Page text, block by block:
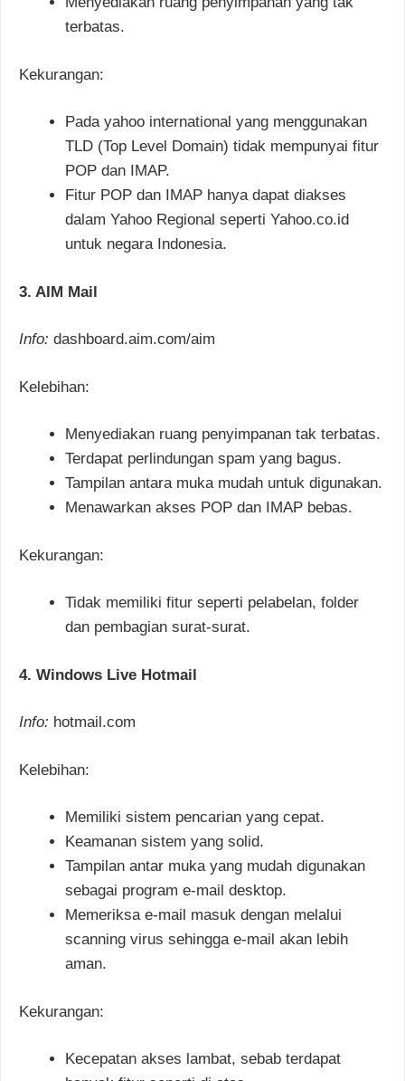
terbatas.
Kekurangan:
Pada yahoo international yang menggunakan
TLD (Top Level Domain) tidak mempunyai fitur
POP dan IMAP.
Fitur POP dan IMAP hanya dapat diakses
dalam Yahoo Regional seperti Yahoo.co.id
untuk negara Indonesia.
3. AIM Mail
Info: dashboard.aim.com/aim
Kelebihan:
Menyediakan ruang penyimpanan tak terbatas.
Terdapat perlindungan spam yang bagus.
Tampilan antara muka mudah untuk digunakan.
Menawarkan akses POP dan IMAP bebas.
Kekurangan:
Tidak memiliki fitur seperti pelabelan, folder
dan pembagian surat-surat.
4. Windows Live Hotmail
Info: hotmail.com
Kelebihan:
Memiliki sistem pencarian yang cepat.
Keamanan sistem yang solid.
Tampilan antar muka yang mudah digunakan
sebagai program e-mail desktop.
Memeriksa e-mail masuk dengan melalui
scanning virus sehingga e-mail akan lebih
aman.
Kekurangan:
Kecepatan akses lambat, sebab terdapat